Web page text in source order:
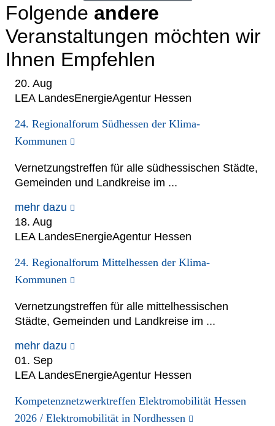
Folgende andere
Veranstaltungen möchten wir
Ihnen Empfehlen
20. Aug
LEA LandesEnergieAgentur Hessen
24. Regionalforum Südhessen der Klima-
Kommunen
Vernetzungstreffen für alle südhessischen Städte,
Gemeinden und Landkreise im ...
mehr dazu
18. Aug
LEA LandesEnergieAgentur Hessen
24. Regionalforum Mittelhessen der Klima-
Kommunen
Vernetzungstreffen für alle mittelhessischen
Städte, Gemeinden und Landkreise im ...
mehr dazu
01. Sep
LEA LandesEnergieAgentur Hessen
Kompetenznetzwerktreffen Elektromobilität Hessen
2026 / Elektromobilität in Nordhessen